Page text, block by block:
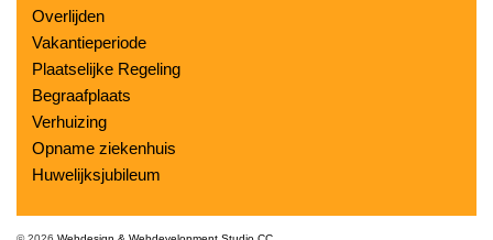
Overlijden
Vakantieperiode
Plaatselijke Regeling
Begraafplaats
Verhuizing
Opname ziekenhuis
Huwelijksjubileum